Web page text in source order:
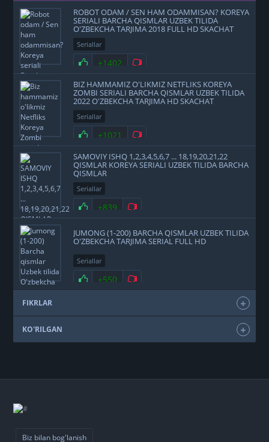
ROBOT ODAM / SEN HAM ODAMMISAN? KOREYA
SERIALI BARCHA QISMLAR UZBEK TILIDA
O'ZBEKCHA TARJIMA 2018 FULL HD SKACHAT
Seriallar
+1402
BIZ HAMMAMIZ O'LIKMIZ NETFLIKS KOREYA
ZOMBI SERIALI BARCHA QISMLAR UZBEK TILIDA
2022 O'ZBEKCHA TARJIMA HD SKACHAT
Seriallar
+1021
SAMOVIY ISHQ 1,2,3,4,5,6,7 ... 18,19,20,21,22
QISMLAR KOREYA SERIALI UZBEK TILIDA BARCHA
QISMLAR
Seriallar
+839
JUMONG (1-200) BARCHA QISMLAR UZBEK TILIDA
O'ZBEKCHA TARJIMA SERIAL FULL HD
Seriallar
+550
FIKRLAR
KO'RILGAN
Biz bilan bog'lanish